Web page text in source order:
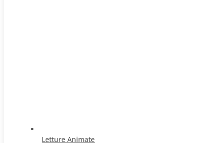
Letture Animate